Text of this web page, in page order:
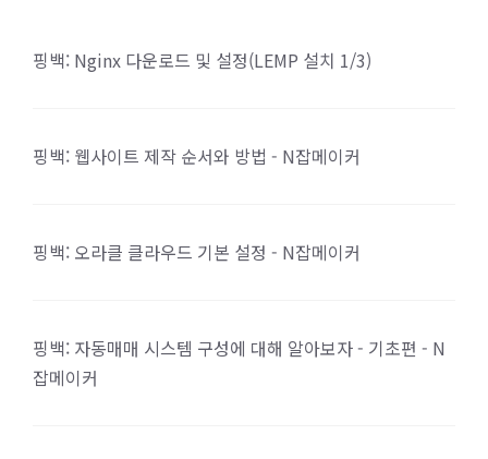
핑백: Nginx 다운로드 및 설정(LEMP 설치 1/3)
핑백: 웹사이트 제작 순서와 방법 - N잡메이커
핑백: 오라클 클라우드 기본 설정 - N잡메이커
핑백: 자동매매 시스템 구성에 대해 알아보자 - 기초편 - N
잡메이커